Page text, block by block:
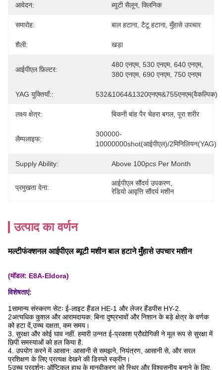
आवेदन: ब्यूटी सैलून, क्लिनिक
समारोह: बाल हटाना, टैटू हटाना, मुँहासे उपचार
शैली: खड़ा
आईपीएल फ़िल्टर:
480 एनएम, 530 एनएम, 640 एनएम,
380 एनएम, 690 एनएम, 750 एनएम
YAG युक्तियाँ:: 532&1064&1320एनएम&755एनएम(वैकल्पिक)
लक्ष्य क्षेत्र: बिकनी बांह पैर चेहरा बगल, पूरा शरीर
लैम्पलाइफ:
300000-
10000000shot(आईपीएल)/2मिनिलियन(YAG)
Supply Ability: Above 100pcs Per Month
प्रमुखता देना:
आईपीएल सौंदर्य उपकरण
रेडियो आवृत्ति सौंदर्य मशीन
उत्पाद का वर्णन
मल्टीफंक्शनल आईपीएल ब्यूटी मशीन बाल हटाने मुँहासे उपचार मशीन
(मॉडल: E8A-Eldora)
विशेषताएं:
1सामान्य संस्करण सेटः ई-लाइट हैंडल HE-1 और लेजर हैंडपीस HY-2.
2अत्यधिक कुशल और आरामदायक: बिना दुष्प्रभावों और निशान के बड़े क्षेत्र के वर्णक
को हटा दें, उच्च दक्षता, कम समय।
3. सुरक्षा और कोई घाव नहीं. हमारी उन्नत ई-प्रकाश प्रौद्योगिकी ने मूल रूप से सुरक्षा में
छिपी समस्याओं को हल किया है.
4. उपयोग करने में आसान: आसानी से समझने, नियंत्रण, आसानी से, और सरल
प्रशिक्षण के लिए प्रत्यक्ष देखने की डिस्प्ले स्क्रीन।
5उच्च प्रदर्शनः ऑप्टिकल हाथ के मानवीकरण को स्थिर और विश्वसनीय बनाने के लिए,